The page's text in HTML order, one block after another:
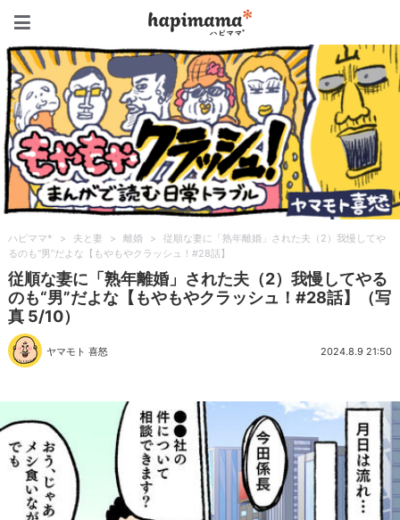
ハピママ* > 夫と妻 > 離婚 >
従順な妻に「熟年離婚」された夫（2）我慢してや
るのも“男”だよな【もやもやクラッシュ！#28話】
従順な妻に「熟年離婚」された夫（2）我慢してやる
のも“男”だよな【もやもやクラッシュ！#28話】（写
真 5/10）
ヤマモト 喜怒 2024.8.9 21:50